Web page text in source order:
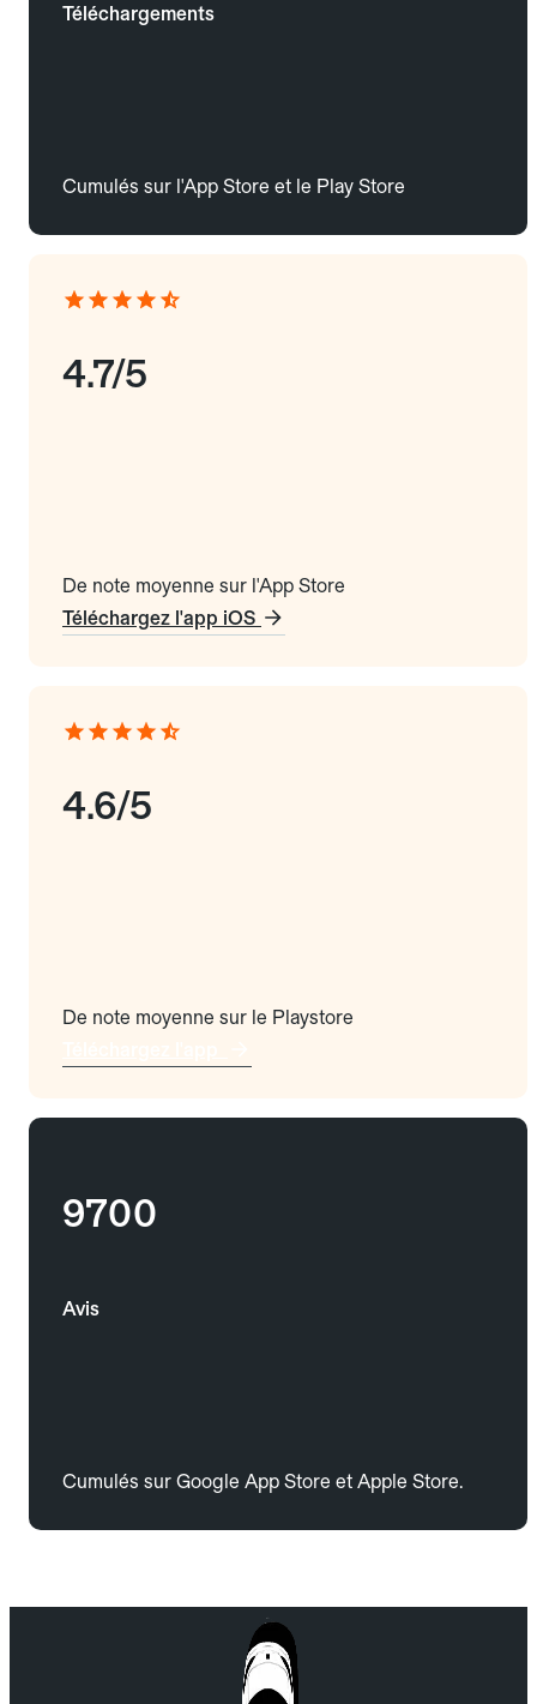
Téléchargements
Cumulés sur l'App Store et le Play Store
4.7/5
De note moyenne sur l'App Store
Téléchargez l'app iOS
4.6/5
De note moyenne sur le Playstore
9700
Avis
Cumulés sur Google App Store et Apple Store.